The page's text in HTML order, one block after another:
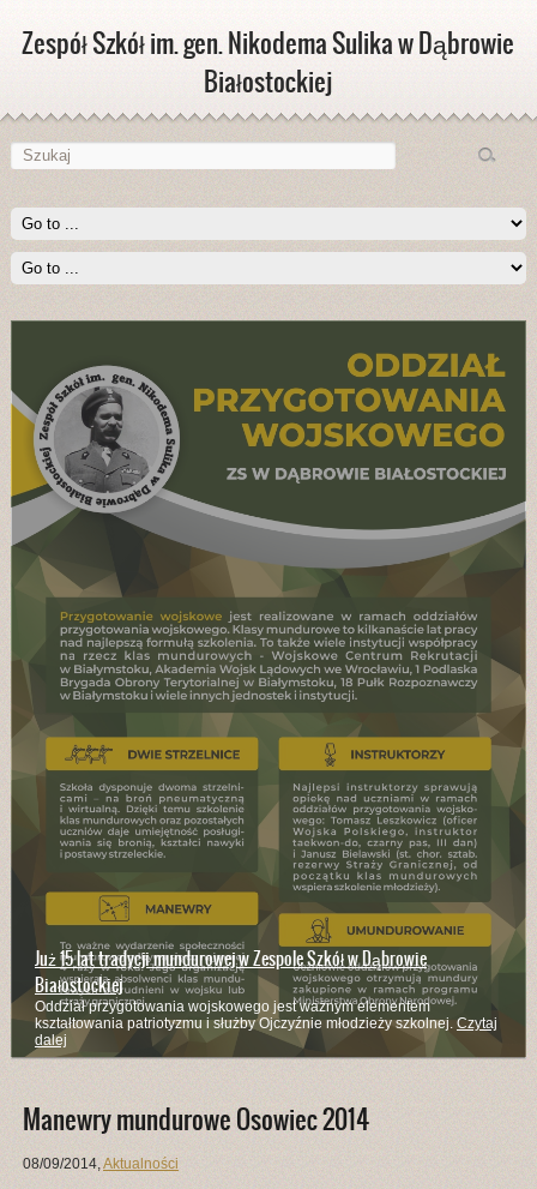
Zespół Szkół im. gen. Nikodema Sulika w Dąbrowie
Białostockiej
Już 15 lat tradycji mundurowej w Zespole Szkół w Dąbrowie
Białostockiej
Oddział przygotowania wojskowego jest ważnym elementem
kształtowania patriotyzmu i służby Ojczyźnie młodzieży szkolnej. Czytaj
dalej
Manewry mundurowe Osowiec 2014
08/09/2014,Aktualności